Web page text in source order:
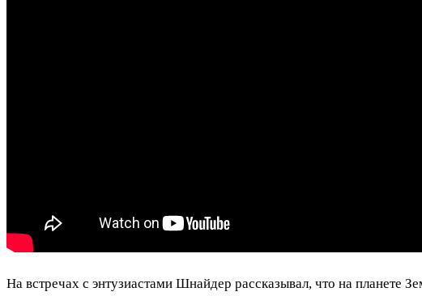
На встречах с энтузиастами Шнайдер рассказывал, что на планете